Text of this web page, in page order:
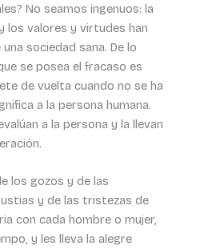
No seamos ingenuos: la
los valores y virtudes han
sociedad sana. De lo
se posea el fracaso es
de vuelta cuando no se ha
a la persona humana.
a la persona y la llevan
los gozos y de las
y de las tristezas de
con cada hombre o mujer,
y les lleva la alegre